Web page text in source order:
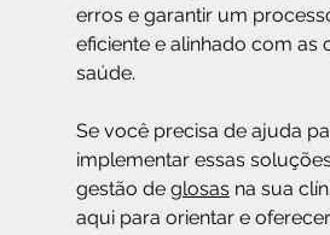
erros e garantir um
eficiente e alinhado com as
saúde.
Se você precisa de ajuda
implementar essas
gestão de glosas na sua
aqui para orientar e